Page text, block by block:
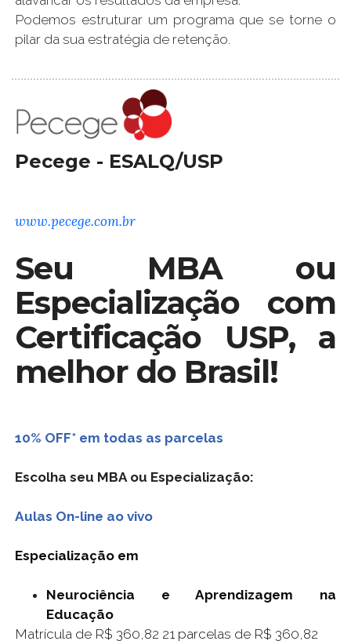
Podemos estruturar um programa que se torne o
pilar da sua estratégia de retenção.
Pecege - ESALQ/USP
www.pecege.com.br
Seu MBA ou
Especialização com
Certificação USP, a
melhor do Brasil!
10% OFF* em todas as parcelas
Escolha seu MBA ou Especialização:
Aulas On-line ao vivo
Especialização em
Neurociência e Aprendizagem na
Educação
Matrícula de R$ 360,82 21 parcelas de R$ 360,82